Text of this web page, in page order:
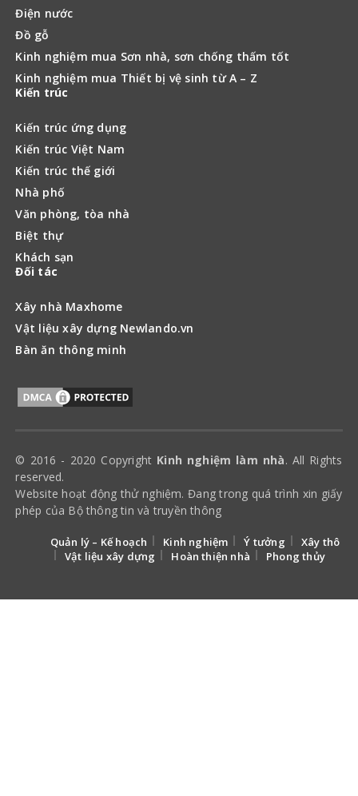
Điện nước
Đồ gỗ
Kinh nghiệm mua Sơn nhà, sơn chống thấm tốt
Kinh nghiệm mua Thiết bị vệ sinh từ A – Z
Kiến trúc
Kiến trúc ứng dụng
Kiến trúc Việt Nam
Kiến trúc thế giới
Nhà phố
Văn phòng, tòa nhà
Biệt thự
Khách sạn
Đối tác
Xây nhà Maxhome
Vật liệu xây dựng Newlando.vn
Bàn ăn thông minh
© 2016 - 2020 Copyright Kinh nghiệm làm nhà. All Rights
reserved.
Website hoạt động thử nghiệm. Đang trong quá trình xin giấy
phép của Bộ thông tin và truyền thông
Quản lý – Kế hoạch Kinh nghiệm Ý tưởng
Xây thô
Vật liệu xây dựng
Hoàn thiện nhà Phong thủy